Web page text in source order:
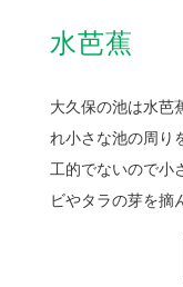
水芭蕉
大久保の池は水芭
れ小さな池の周り
工的でないので小
ビやタラの芽を